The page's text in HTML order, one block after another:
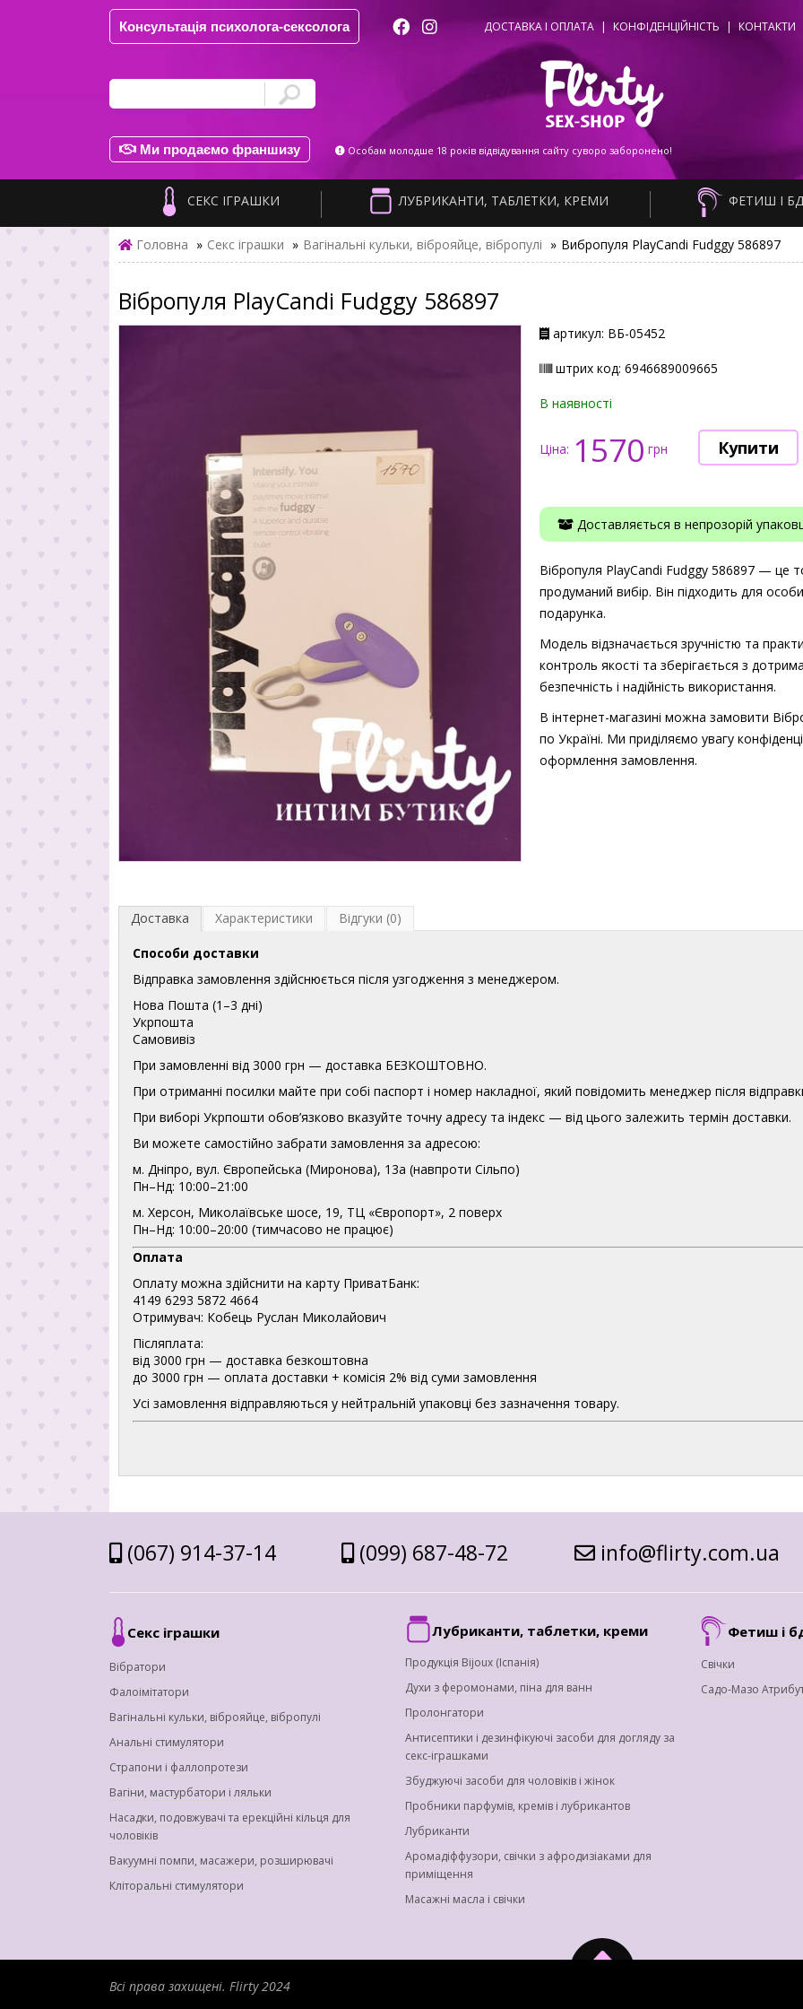
Консультація психолога-сексолога ДОСТАВКА І ОПЛАТА | КОНФІДЕНЦІЙНІСТЬ | КОНТАКТИ
Ми продаємо франшизу Особам молодше 18 років відвідування сайту суворо заборонено!
СЕКС ІГРАШКИ ЛУБРИКАНТИ, ТАБЛЕТКИ, КРЕМИ ФЕТИШ І
Головна » Секс іграшки » Вагінальні кульки, віброяйце, вібропулі » Вибропуля PlayCandi Fudggy 586897
Вібропуля PlayCandi Fudggy 586897
артикул: ВБ-05452
штрих код: 6946689009665
В наявності
Ціна: 1570 грн
Доставляється в непрозорій
Вібропуля PlayCandi Fudggy 586897 — це
продуманий вибір. Він підходить для
подарунка.
Модель відзначається зручністю та
контроль якості та зберігається з
безпечність і надійність використання.
В інтернет-магазині можна замовити
по Україні. Ми приділяємо увагу
оформлення замовлення.
Доставка Характеристики Відгуки (0)
Способи доставки
Відправка замовлення здійснюється після узгодження з менеджером.
Нова Пошта (1–3 дні)
Укрпошта
Самовивіз
При замовленні від 3000 грн — доставка БЕЗКОШТОВНО.
При отриманні посилки майте при собі паспорт і номер накладної, який повідомить менеджер після
При виборі Укрпошти обов’язково вказуйте точну адресу та індекс — від цього залежить термін доставки.
Ви можете самостійно забрати замовлення за адресою:
м. Дніпро, вул. Європейська (Миронова), 13а (навпроти Сільпо)
Пн–Нд: 10:00–21:00
м. Херсон, Миколаївське шосе, 19, ТЦ «Європорт», 2 поверх
Пн–Нд: 10:00–20:00 (тимчасово не працює)
Оплата
Оплату можна здійснити на карту ПриватБанк:
4149 6293 5872 4664
Отримувач: Кобець Руслан Миколайович
Післяплата:
від 3000 грн — доставка безкоштовна
до 3000 грн — оплата доставки + комісія 2% від суми замовлення
Усі замовлення відправляються у нейтральній упаковці без зазначення товару.
(067) 914-37-14 (099) 687-48-72 info@flirty.com.ua
Секс іграшки
Вібратори
Фалоімітатори
Вагінальні кульки, віброяйце, вібропулі
Анальні стимулятори
Страпони і фаллопротези
Вагіни, мастурбатори і ляльки
Насадки, подовжувачі та ерекційні кільця для
чоловіків
Вакуумні помпи, масажери, розширювачі
Кліторальні стимулятори
Лубриканти, таблетки, креми
Продукція Bijoux (Іспанія)
Духи з феромонами, піна для ванн
Пролонгатори
Антисептики і дезинфікуючі засоби для догляду за
секс-іграшками
Збуджуючі засоби для чоловіків і жінок
Пробники парфумів, кремів і лубрикантов
Лубриканти
Аромадіффузори, свічки з афродизіаками для
приміщення
Масажні масла і свічки
Фетиш і
Свічки
Садо-Мазо
Всі права захищені. Flirty 2024